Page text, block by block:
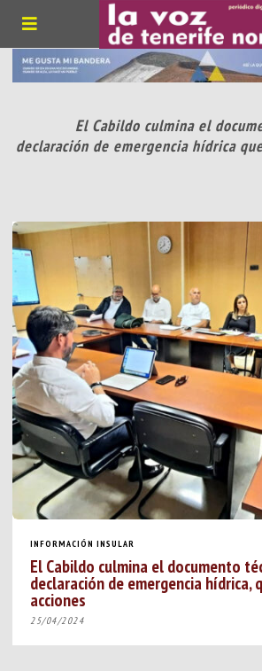
El Cabildo culmina el
declaración de emergencia hídrica
INFORMACIÓN INSULAR
El Cabildo culmina el documento
declaración de emergencia hídrica,
acciones
25/04/2024